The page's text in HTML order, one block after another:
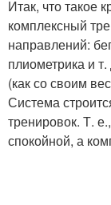
Итак, что такое
комплексный
направлений:
плиометрика и
(как со своим
Система
тренировок. Т.
спокойной, а